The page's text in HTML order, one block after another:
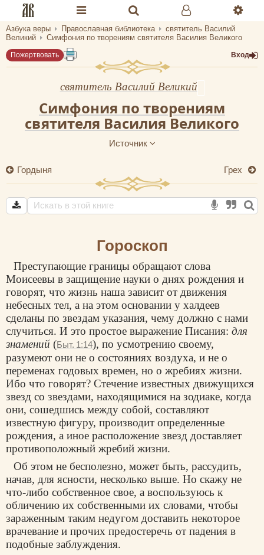
Разделы портала «Азбука веры»
Главная
Библиотеки
Календарь
Медиа
Проверь себя
Азбука веры Православная библиотека
святитель Василий
Великий
Симфония по творениям святителя Василия Великого
Пожертвовать Вход
святитель Василий Великий
Симфония по творениям
святителя Василия Великого
Источник
Гордыня Грех
Гороскоп
Преступающие границы обращают слова
Моисеевы в защищение науки о днях рождения и
говорят, что жизнь наша зависит от движения
небесных тел, а на этом основании у халдеев
сделаны по звездам указания, чему должно с нами
случиться. И это простое выражение Писания: для
знамений (Быт. 1:14), по усмотрению своему,
разумеют они не о состояниях воздуха, и не о
переменах годовых времен, но о жребиях жизни.
Ибо что говорят? Стечение известных движущихся
звезд со звездами, находящимися на зодиаке, когда
они, сошедшись между собой, составляют
известную фигуру, производит определенные
рождения, а иное расположение звезд доставляет
противоположный жребий жизни.
Об этом не бесполезно, может быть, рассудить,
начав, для ясности, несколько выше. Но скажу не
что-либо собственное свое, а воспользуюсь к
обличению их собственными их словами, чтобы
зараженным таким недугом доставить некоторое
врачевание и прочих предостеречь от падения в
подобные заблуждения.